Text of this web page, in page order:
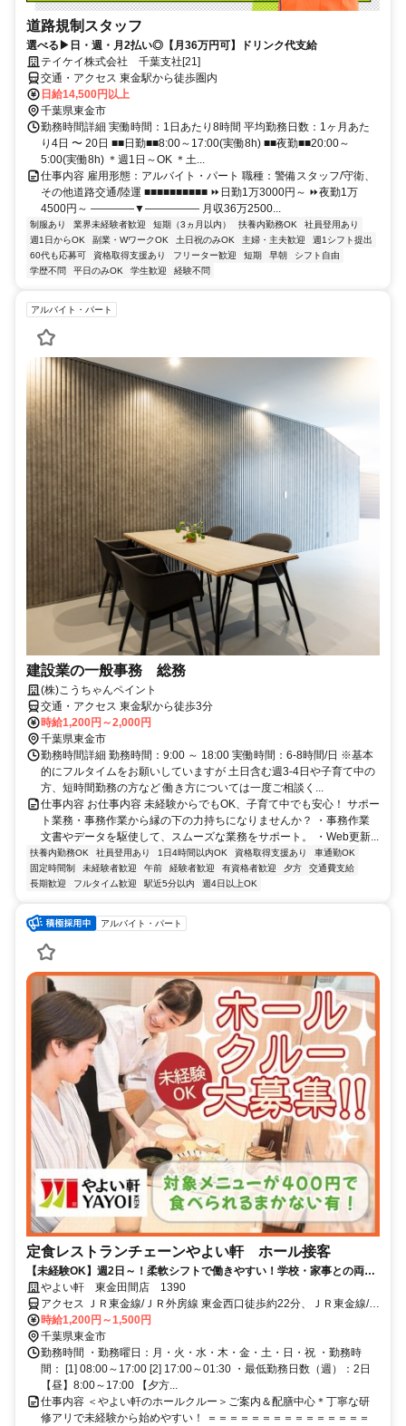
道路規制スタッフ
選べる▶日・週・月2払い◎【月36万円可】ドリンク代支給
テイケイ株式会社 千葉支社[21]
交通・アクセス 東金駅から徒歩圏内
日給14,500円以上
千葉県東金市
勤務時間詳細 実働時間：1日あたり8時間 平均勤務日数：1ヶ月あた
り4日 〜 20日 ■■日勤■■8:00～17:00(実働8h) ■■夜勤■■20:00～
5:00(実働8h) ＊週1日～OK ＊土...
仕事内容 雇用形態：アルバイト・パート 職種：警備スタッフ/守衛、
その他道路交通/陸運 ■■■■■■■■■■ ⏩日勤1万3000円～ ⏩夜勤1万
4500円～ ――――▼――――― 月収36万2500...
制服あり 業界未経験者歓迎 短期（3ヵ月以内） 扶養内勤務OK
社員登用あり
週1日からOK
副業・WワークOK 土日祝のみOK 主婦・主夫歓迎
週1シフト提出
60代も応募可
資格取得支援あり フリーター歓迎 短期 早朝
シフト自由
学歴不問
平日のみOK 学生歓迎 経験不問
アルバイト・パート
建設業の一般事務 総務
(株)こうちゃんペイント
交通・アクセス 東金駅から徒歩3分
時給1,200円～2,000円
千葉県東金市
勤務時間詳細 勤務時間：9:00 ～ 18:00 実働時間：6-8時間/日 ※基本
的にフルタイムをお願いしていますが 土日含む週3-4日や子育て中の
方、短時間勤務の方など 働き方については一度ご相談く...
仕事内容 お仕事内容 未経験からでもOK、子育て中でも安心！ サポー
ト業務・事務作業から縁の下の力持ちになりませんか？ ・事務作業
文書やデータを駆使して、スムーズな業務をサポート。 ・Web更新...
扶養内勤務OK 社員登用あり 1日4時間以内OK 資格取得支援あり
車通勤OK
固定時間制
未経験者歓迎 午前 経験者歓迎 有資格者歓迎 夕方
交通費支給
長期歓迎
フルタイム歓迎 駅近5分以内 週4日以上OK
アルバイト・パート
定食レストランチェーンやよい軒 ホール接客
【未経験OK】週2日～！柔軟シフトで働きやすい！学校・家事との両立
◎＜オンライン面接実施中＞
やよい軒 東金田間店 1390
アクセス ＪＲ東金線/ＪＲ外房線 東金西口徒歩約22分、ＪＲ東金線/Ｊ
Ｒ外房線 求名出入口1徒歩約28分、ＪＲ東金線/ＪＲ外房線 福俵徒歩
約55分 求名駅出入口1より車4分
時給1,200円～1,500円
千葉県東金市
勤務時間 ・勤務曜日：月・火・水・木・金・土・日・祝 ・勤務時
間： [1] 08:00～17:00 [2] 17:00～01:30 ・最低勤務日数（週）：2日
【昼】8:00～17:00 【夕方...
仕事内容 ＜やよい軒のホールクルー＞ご案内＆配膳中心＊丁寧な研
修アリで未経験から始めやすい！ ＝＝＝＝＝＝＝＝＝＝＝＝＝＝＝